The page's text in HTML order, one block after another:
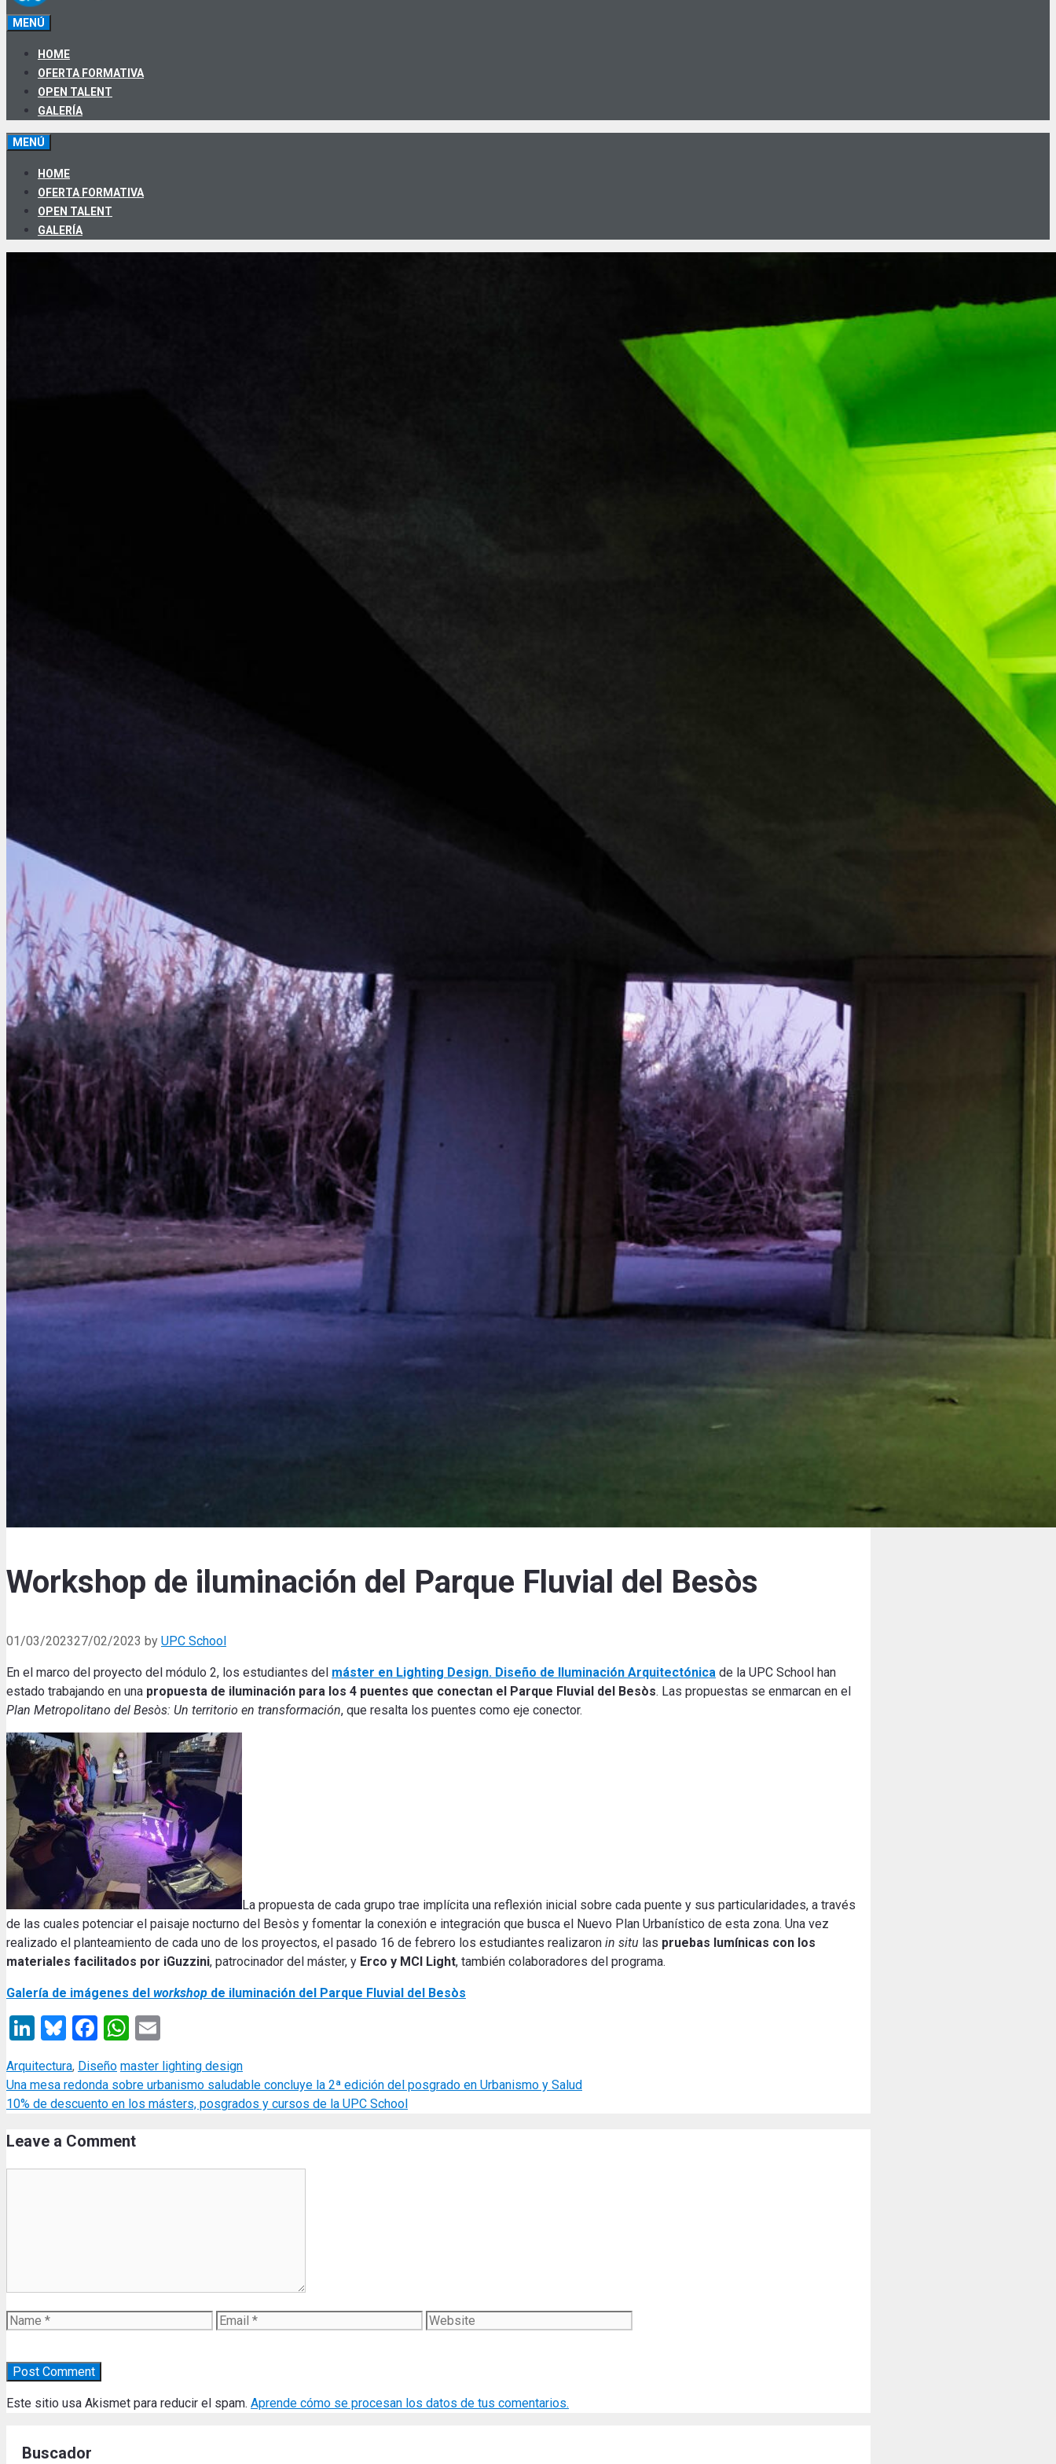
MENÚ
HOME
OFERTA FORMATIVA
OPEN TALENT
GALERÍA
MENÚ
HOME
OFERTA FORMATIVA
OPEN TALENT
GALERÍA
Workshop de iluminación del Parque Fluvial del Besòs
01/03/202327/02/2023 by UPC School
En el marco del proyecto del módulo 2, los estudiantes del máster en Lighting Design. Diseño de Iluminación Arquitectónica de la UPC School han
estado trabajando en una propuesta de iluminación para los 4 puentes que conectan el Parque Fluvial del Besòs. Las propuestas se enmarcan en el
Plan Metropolitano del Besòs: Un territorio en transformación, que resalta los puentes como eje conector.
La propuesta de cada grupo trae implícita una reflexión inicial sobre cada puente y sus particularidades, a través
de las cuales potenciar el paisaje nocturno del Besòs y fomentar la conexión e integración que busca el Nuevo Plan Urbanístico de esta zona. Una vez
realizado el planteamiento de cada uno de los proyectos, el pasado 16 de febrero los estudiantes realizaron in situ las pruebas lumínicas con los
materiales facilitados por iGuzzini, patrocinador del máster, y Erco y MCI Light, también colaboradores del programa.
Galería de imágenes del workshop de iluminación del Parque Fluvial del Besòs
LinkedIn
Bluesky
Facebook
WhatsApp
Categories
Arquitectura, Diseño Tags
master lighting design
Una mesa redonda sobre urbanismo saludable concluye la 2ª edición del posgrado en Urbanismo y Salud
10% de descuento en los másters, posgrados y cursos de la UPC School
Leave a Comment
Name Email Website
Este sitio usa Akismet para reducir el spam. Aprende cómo se procesan los datos de tus comentarios.
Buscador